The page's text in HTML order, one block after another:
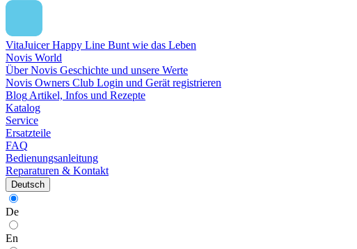
VitaJuicer Happy Line Bunt wie das Leben
Novis World
Über Novis Geschichte und unsere Werte
Novis Owners Club Login und Gerät registrieren
Blog Artikel, Infos und Rezepte
Katalog
Service
Ersatzteile
FAQ
Bedienungsanleitung
Reparaturen & Kontakt
Deutsch
De
En